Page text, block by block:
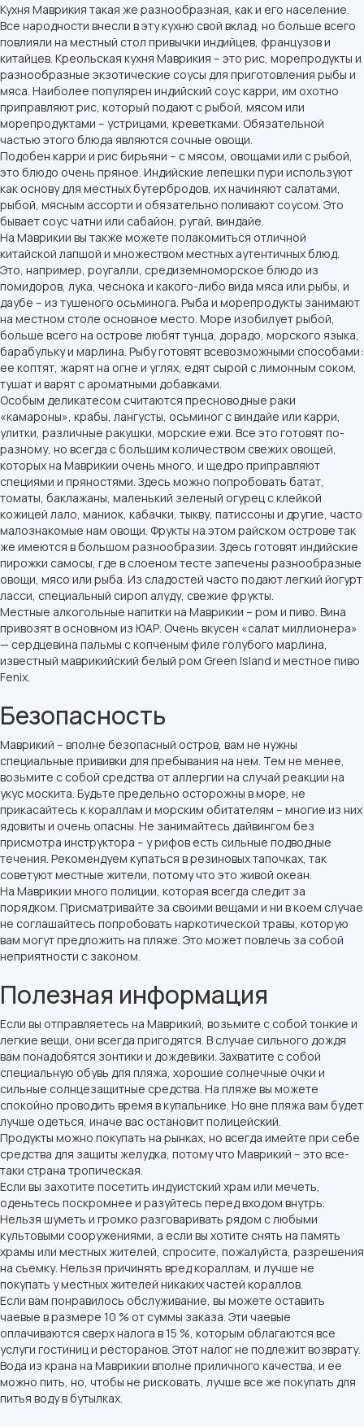
Кухня Маврикия такая же разнообразная, как и его население.
Все народности внесли в эту кухню свой вклад, но больше всего
повлияли на местный стол привычки индийцев, французов и
китайцев. Креольская кухня Маврикия – это рис, морепродукты и
разнообразные экзотические соусы для приготовления рыбы и
мяса. Наиболее популярен индийский соус карри, им охотно
приправляют рис, который подают с рыбой, мясом или
морепродуктами – устрицами, креветками. Обязательной
частью этого блюда являются сочные овощи.
Подобен карри и рис бирьяни – с мясом, овощами или с рыбой,
это блюдо очень пряное. Индийские лепешки пури используют
как основу для местных бутербродов, их начиняют салатами,
рыбой, мясным ассорти и обязательно поливают соусом. Это
бывает соус чатни или сабайон, ругай, виндайе.
На Маврикии вы также можете полакомиться отличной
китайской лапшой и множеством местных аутентичных блюд.
Это, например, роугалли, средиземноморское блюдо из
помидоров, лука, чеснока и какого-либо вида мяса или рыбы, и
даубе – из тушеного осьминога. Рыба и морепродукты занимают
на местном столе основное место. Море изобилует рыбой,
больше всего на острове любят тунца, дорадо, морского языка,
барабульку и марлина. Рыбу готовят всевозможными способами:
ее коптят, жарят на огне и углях, едят сырой с лимонным соком,
тушат и варят с ароматными добавками.
Особым деликатесом считаются пресноводные раки
«камароны», крабы, лангусты, осьминог с виндайе или карри,
улитки, различные ракушки, морские ежи. Все это готовят по-
разному, но всегда с большим количеством свежих овощей,
которых на Маврикии очень много, и щедро приправляют
специями и пряностями. Здесь можно попробовать батат,
томаты, баклажаны, маленький зеленый огурец с клейкой
кожицей лало, маниок, кабачки, тыкву, патиссоны и другие, часто
малознакомые нам овощи. Фрукты на этом райском острове так
же имеются в большом разнообразии. Здесь готовят индийские
пирожки самосы, где в слоеном тесте запечены разнообразные
овощи, мясо или рыба. Из сладостей часто подают легкий йогурт
ласси, специальный сироп алуду, свежие фрукты.
Местные алкогольные напитки на Маврикии – ром и пиво. Вина
привозят в основном из ЮАР. Очень вкусен «салат миллионера»
— сердцевина пальмы с копченым филе голубого марлина,
известный маврикийский белый ром Green Island и местное пиво
Fenix.
Безопасность
Маврикий – вполне безопасный остров, вам не нужны
специальные прививки для пребывания на нем. Тем не менее,
возьмите с собой средства от аллергии на случай реакции на
укус москита. Будьте предельно осторожны в море, не
прикасайтесь к кораллам и морским обитателям – многие из них
ядовиты и очень опасны. Не занимайтесь дайвингом без
присмотра инструктора – у рифов есть сильные подводные
течения. Рекомендуем купаться в резиновых тапочках, так
советуют местные жители, потому что это живой океан.
На Маврикии много полиции, которая всегда следит за
порядком. Присматривайте за своими вещами и ни в коем случае
не соглашайтесь попробовать наркотической травы, которую
вам могут предложить на пляже. Это может повлечь за собой
неприятности с законом.
Полезная информация
Если вы отправляетесь на Маврикий, возьмите с собой тонкие и
легкие вещи, они всегда пригодятся. В случае сильного дождя
вам понадобятся зонтики и дождевики. Захватите с собой
специальную обувь для пляжа, хорошие солнечные очки и
сильные солнцезащитные средства. На пляже вы можете
спокойно проводить время в купальнике. Но вне пляжа вам будет
лучше одеться, иначе вас остановит полицейский.
Продукты можно покупать на рынках, но всегда имейте при себе
средства для защиты желудка, потому что Маврикий – это все-
таки страна тропическая.
Если вы захотите посетить индуистский храм или мечеть,
оденьтесь поскромнее и разуйтесь перед входом внутрь.
Нельзя шуметь и громко разговаривать рядом с любыми
культовыми сооружениями, а если вы хотите снять на память
храмы или местных жителей, спросите, пожалуйста, разрешения
на съемку. Нельзя причинять вред кораллам, и лучше не
покупать у местных жителей никаких частей кораллов.
Если вам понравилось обслуживание, вы можете оставить
чаевые в размере 10 % от суммы заказа. Эти чаевые
оплачиваются сверх налога в 15 %, которым облагаются все
услуги гостиниц и ресторанов. Этот налог не подлежит возврату.
Вода из крана на Маврикии вполне приличного качества, и ее
можно пить, но, чтобы не рисковать, лучше все же покупать для
питья воду в бутылках.